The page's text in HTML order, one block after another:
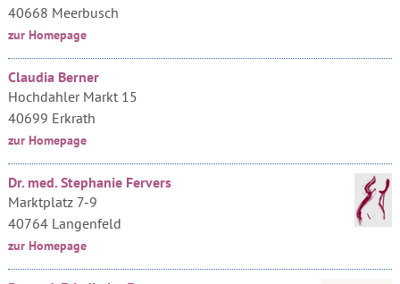
40668 Meerbusch
zur Homepage
Claudia Berner
Hochdahler Markt 15
40699 Erkrath
zur Homepage
Dr. med. Stephanie Fervers
Marktplatz 7-9
40764 Langenfeld
zur Homepage